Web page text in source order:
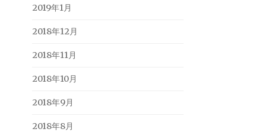
2019年1月
2018年12月
2018年11月
2018年10月
2018年9月
2018年8月